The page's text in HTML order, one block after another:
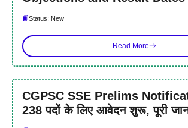
Status: New
Read More
CGPSC SSE Prelims
238 पदों के लिए आवेदन शुरू, पूरी